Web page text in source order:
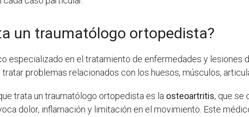
un traumatólogo ortopedista?
especializado en el tratamiento de enfermedades y lesiones
problemas relacionados con los huesos, músculos,
trata un traumatólogo ortopedista es la osteoartritis, que se
dolor, inflamación y limitación en el movimiento. Este